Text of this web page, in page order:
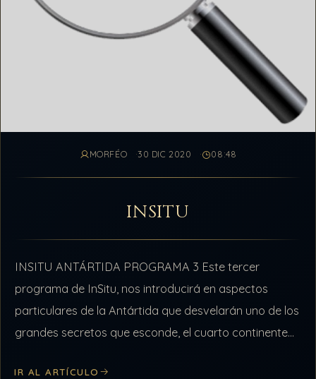
MORFÉO 30 DIC 2020 08:48
INSITU
INSITU ANTÁRTIDA PROGRAMA 3 Este tercer
programa de InSitu, nos introducirá en aspectos
particulares de la Antártida que desvelarán uno de los
grandes secretos que esconde, el cuarto continente
IR AL ARTÍCULO